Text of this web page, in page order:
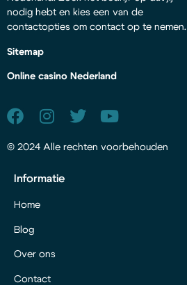
nodig hebt en kies een van de
contactopties om contact op te nemen.
Sitemap
Online casino Nederland
© 2024 Alle rechten voorbehouden
Informatie
Home
Blog
Over ons
Contact